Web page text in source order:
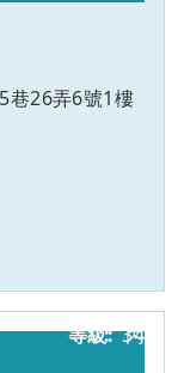
巷26弄6號1樓
34
丙